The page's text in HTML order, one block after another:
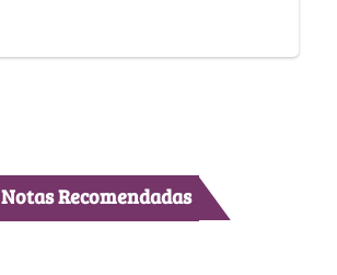
Notas Recomendadas